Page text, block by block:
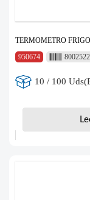
TERMOMETRO
950674
10 / 100